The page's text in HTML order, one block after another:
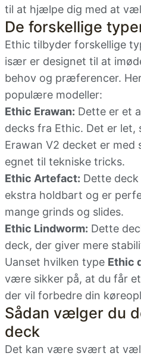
til at hjælpe dig med at
De forskellige
Ethic tilbyder forskellige
især er designet til at
behov og præferencer.
populære modeller:
Ethic Erawan: Dette er et
decks fra Ethic. Det er
Erawan V2 decket er med
egnet til tekniske tricks.
Ethic Artefact: Dette
ekstra holdbart og er
mange grinds og slides.
Ethic Lindworm: Dette
deck, der giver mere
Uanset hvilken type Ethic
være sikker på, at du får
der vil forbedre din
Sådan vælger du
deck
Det kan være svært at